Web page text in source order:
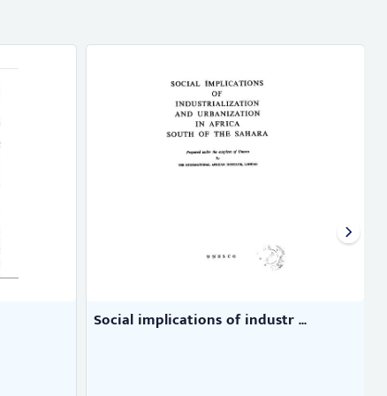
Social implications of industr ...